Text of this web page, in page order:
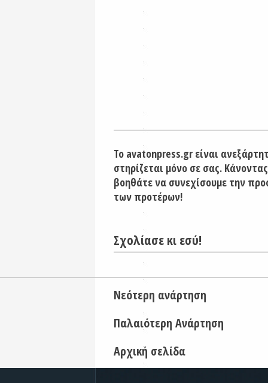
Το avatonpress.gr είναι
στηρίζεται μόνο σε σας.
βοηθάτε να συνεχίσουμε την
των προτέρων!
Σχολίασε κι εσύ!
Νεότερη ανάρτηση
Παλαιότερη Ανάρτηση
Αρχική σελίδα